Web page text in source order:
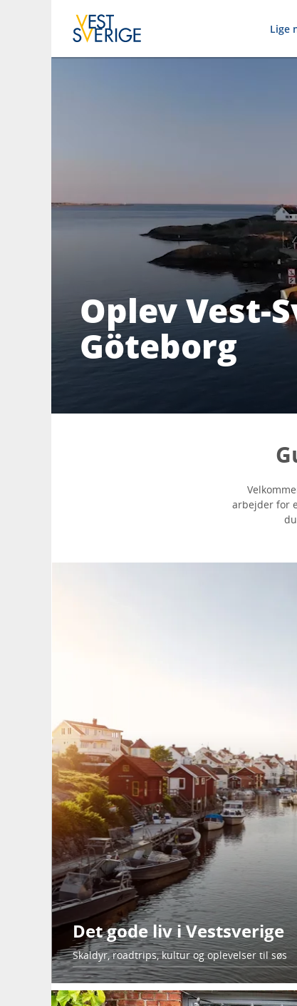
Lige
Oplev Vest-
Göteborg
arbejder for
Det gode liv i Vestsverige
Skaldyr, roadtrips, kultur og oplevelser til søs